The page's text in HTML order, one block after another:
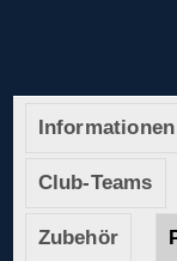
Informationen
Club-Teams
Zubehör